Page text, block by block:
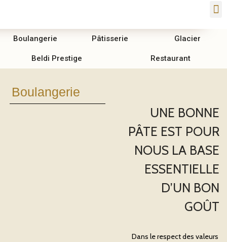
Boulangerie Pâtisserie Glacier
Beldi Prestige Restaurant
Boulangerie
UNE BONNE
PÂTE EST POUR
NOUS LA BASE
ESSENTIELLE
D’UN BON
GOÛT
Dans le respect des valeurs